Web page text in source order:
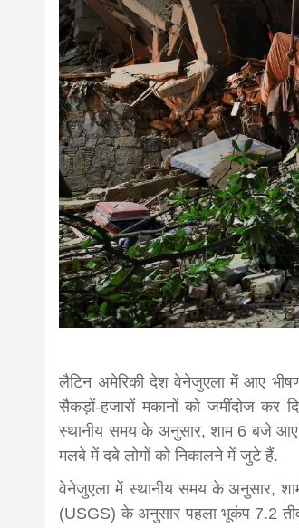
news,
khabar
लैटिन अमेरिकी देश वेनेजुएला में आए
सैकड़ों-हजारों मकानों को जमींदोज
स्‍थानीय समय के अनुसार, शाम 6 बजे आए
मलबे में दबे लोगों को निकालने में जुटे हैं.
वेनेजुएला में स्‍थानीय समय के अनुसार, शाम
(USGS) के अनुसार पहला भूकंप 7.2